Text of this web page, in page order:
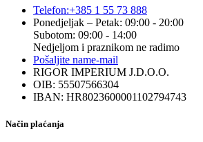
Telefon:+385 1 55 73 888
Ponedjeljak – Petak: 09:00 - 20:00
Subotom: 09:00 - 14:00
Nedjeljom i praznikom ne radimo
Pošaljite name-mail
RIGOR IMPERIUM J.D.O.O.
OIB: 55507566304
IBAN: HR8023600001102794743
Način plaćanja